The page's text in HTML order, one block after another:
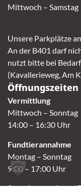
Mittwoch –
Unsere Parkplätze
An der B401 darf
nutzt bitte bei
(Kavallerieweg, Am
Öffnungszeiten
Vermittlung
Mittwoch – Sonntag
14:00 – 16:30 Uhr
Fundtierannahme
Montag – Sonntag
9:00 – 17:00 Uhr
Spendenannahme